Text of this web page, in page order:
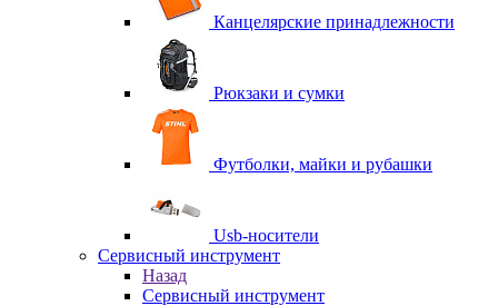
Канцелярские принадлежности
Рюкзаки и сумки
Футболки, майки и рубашки
Usb-носители
Сервисный инструмент
Назад
Сервисный инструмент